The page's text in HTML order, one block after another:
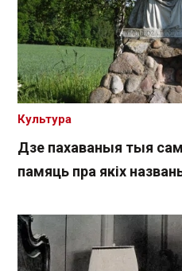
Дзе пахаваныя тыя
памяць пра якіх
Культура